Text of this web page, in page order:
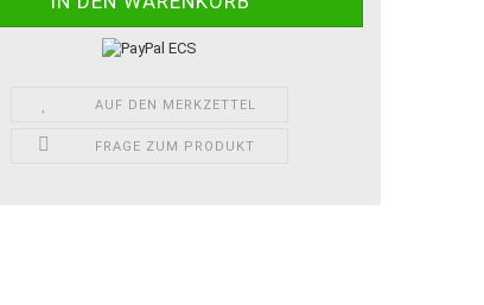
AUF DEN MERKZETTEL
FRAGE ZUM PRODUKT